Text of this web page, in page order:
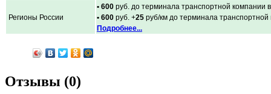
Регионы России
• 600 руб. до терминала транспортной компании
• 600 руб. +25 руб/км до терминала
Подробнее...
Отзывы (0)